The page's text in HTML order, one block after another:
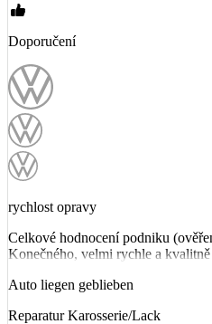
Doporučení
rychlost opravy
Celkové hodnocení podniku
Konečného, velmi rychle a kvalitně
Auto liegen geblieben
Reparatur Karosserie/Lack